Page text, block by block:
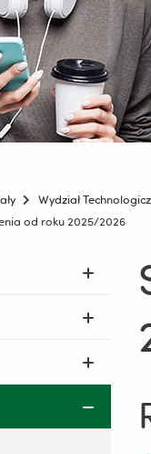
Wydział
od roku 2025/2026